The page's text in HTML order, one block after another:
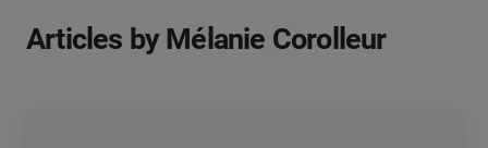
Articles by Mélanie Corolleur